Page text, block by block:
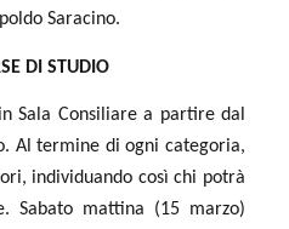
Saracino.
DI STUDIO
Sala Consiliare a partire dal
Al termine di ogni categoria,
individuando così chi potrà
Sabato mattina (15 marzo)